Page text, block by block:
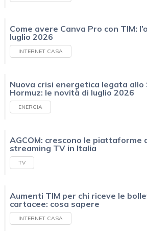
Come avere Canva Pro con TIM:
luglio 2026
INTERNET CASA
Nuova crisi energetica legata
Hormuz: le novità di luglio 2026
ENERGIA
AGCOM: crescono le piattaforme
streaming TV in Italia
TV
Aumenti TIM per chi riceve le
cartacee: cosa sapere
INTERNET CASA